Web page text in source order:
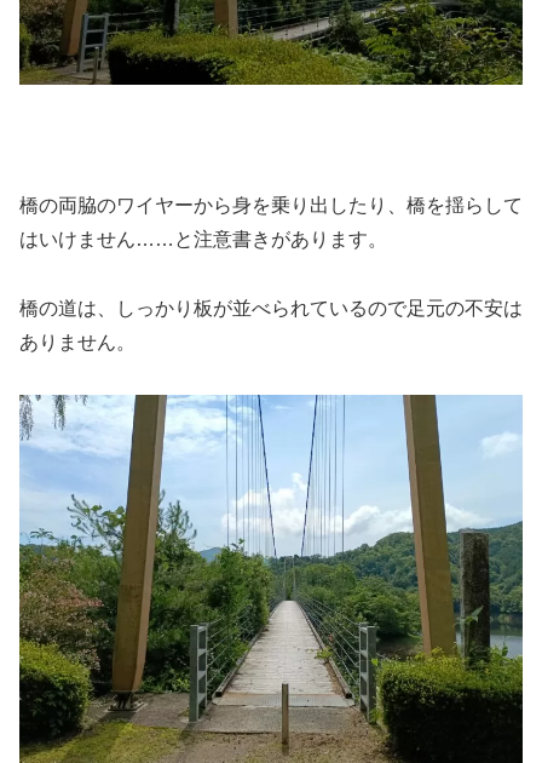
橋の両脇のワイヤーから身を乗り出したり、橋を揺らして
はいけません……と注意書きがあります。
橋の道は、しっかり板が並べられているので足元の不安は
ありません。